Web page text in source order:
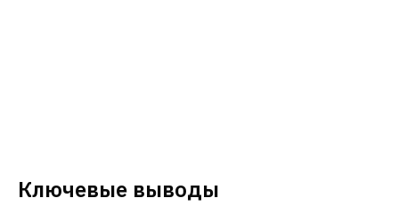
Ключевые выводы